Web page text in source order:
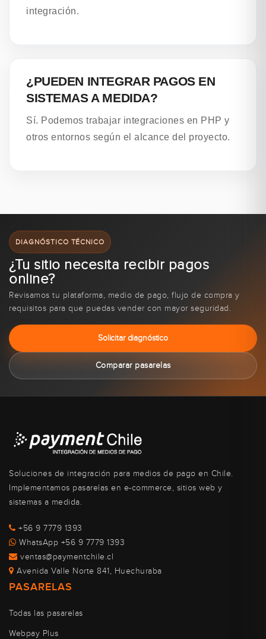
integración.
¿PUEDEN INTEGRAR PAGOS EN
SISTEMAS A MEDIDA?
Sí. Podemos trabajar integraciones en PHP y
otros entornos según el alcance del proyecto.
DIAGNÓSTICO TÉCNICO
¿Tu sitio necesita recibir pagos
online?
Revisamos tu plataforma, medio de pago, flujo de compra y
requisitos para que puedas vender con mayor seguridad.
Solicitar diagnóstico
Comparar pasarelas
Soluciones de integración para medios de pago en Chile.
Implementamos pasarelas en e-commerce, sitios web y
sistemas a medida.
+56 9 7779 1393
WhatsApp +56 9 7779 1393
ventas@paymentchile.cl
Avenida Valle Norte 841, Huechuraba
PASARELAS
Todas las pasarelas
Webpay Plus